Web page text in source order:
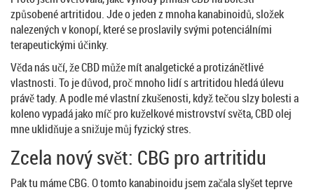
způsobené artritidou. Jde o jeden z mnoha kanabinoidů, složek
nalezených v konopí, které se proslavily svými potenciálními
terapeutickými účinky.
Věda nás učí, že CBD může mít analgetické a protizánětlivé
vlastnosti. To je důvod, proč mnoho lidí s artritidou hledá úlevu
právě tady. A podle mé vlastní zkušenosti, když tečou slzy bolesti a
koleno vypadá jako míč pro kuželkové mistrovství světa, CBD olej
mne uklidňuje a snižuje můj fyzický stres.
Zcela nový svět: CBG pro artritidu
Pak tu máme CBG. O tomto kanabinoidu jsem začala slyšet teprve